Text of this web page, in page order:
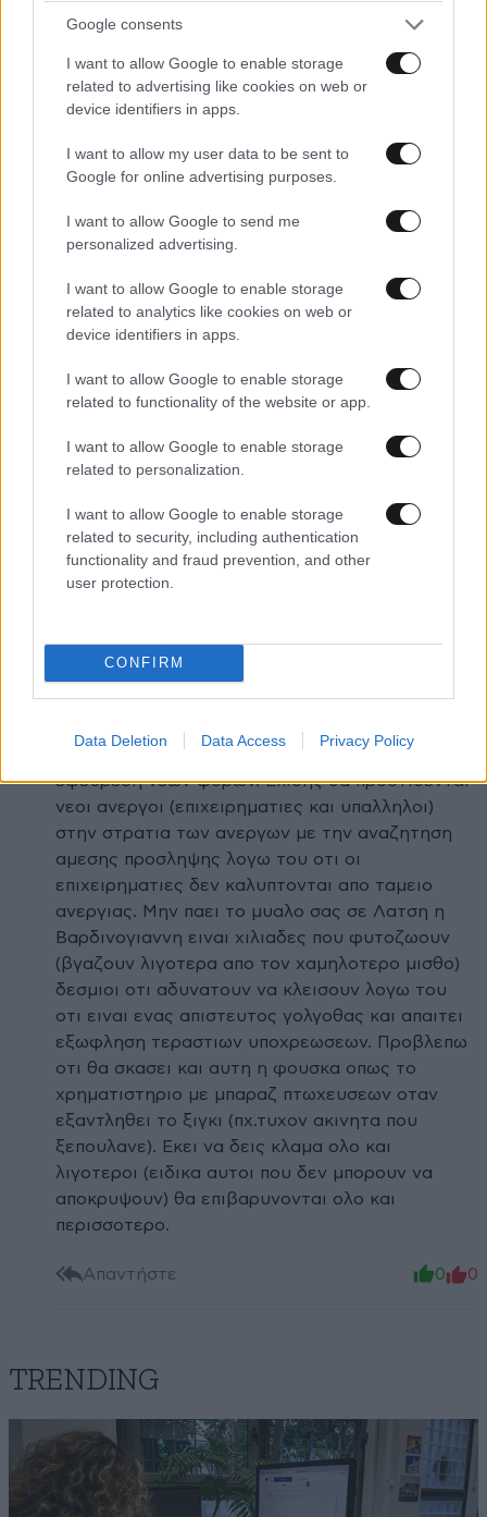
Google consents
I want to allow Google to enable storage
related to advertising like cookies on web or
device identifiers in apps.
I want to allow my user data to be sent to
Google for online advertising purposes.
I want to allow Google to send me
personalized advertising.
I want to allow Google to enable storage
related to analytics like cookies on web or
device identifiers in apps.
I want to allow Google to enable storage
related to functionality of the website or app.
I want to allow Google to enable storage
related to personalization.
I want to allow Google to enable storage
related to security, including authentication
functionality and fraud prevention, and other
user protection.
CONFIRM
Data Deletion Data Access Privacy Policy
Τα μαγαζιά σας ανοιχτά ειναι
Ο κόσμος δεν ψωνίζει οχι λόγω πανδημίας αλλά
επειδή είστε [...]. Βάλτε προϊόντα που αξίζουν και
μαύρο χρήμα που βγάζατε ψάχνετε δικαιολογίες.
Χίλιες φορές να το εχω άδειο παρά να σας έχω μέσα
Δε πάτε στο [...], το δικό σας ρίσκο θα το πληρώσουμε
Απαντήστε
Κι ομως επειδη δεν φτανει το μυαλο σου για
τοσο μεγαλες σκεψεις ετσι και κλεισουν την
καλυψη των απωλειων απο τα εσοδα το κρατος
θα την καλυψει απο αυτους που θα δηλωνουν
εισοδηματα με την αυξηση φορολογιας και την
εφευρεση νεων φορων. Επισης θα προστιθενται
νεοι ανεργοι (επιχειρηματιες και υπαλληλοι)
στην στρατια των ανεργων με την αναζητηση
αμεσης προσληψης λογω του οτι οι
επιχειρηματιες δεν καλυπτονται απο ταμειο
ανεργιας. Μην παει το μυαλο σας σε Λατση η
Βαρδινογιαννη ειναι χιλιαδες που φυτοζωουν
(βγαζουν λιγοτερα απο τον χαμηλοτερο μισθο)
δεσμιοι οτι αδυνατουν να κλεισουν λογω του
οτι ειναι ενας απιστευτος γολγοθας και απαιτει
εξωφληση τεραστιων υποχρεωσεων. Προβλεπω
οτι θα σκασει και αυτη η φουσκα οπως το
χρηματιστηριο με μπαραζ πτωχευσεων οταν
εξαντληθει το ξιγκι (πχ.τυχον ακινητα που
ξεπουλανε). Εκει να δεις κλαμα ολο και
λιγοτεροι (ειδικα αυτοι που δεν μπορουν να
αποκρυψουν) θα επιβαρυνονται ολο και
περισσοτερο.
Απαντήστε 0 0
TRENDING